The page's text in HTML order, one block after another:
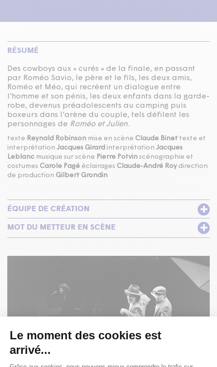
RÉSUMÉ
Des cowboys aux « curés » de la finale, en passant
par Roméo Savio, le père et le fils, les deux amis,
Roméo et Méo, qui recréent un dialogue entre
l'homme et son pénis, les deux enfants dans la garde-
robe, devenus préadolescents au camping puis
boxeurs dans l'arène du couple, tels défilent les
personnages de Roméo et Julien.
texte Reynald Robinson mise en scène Claude Binet texte et
interprétation Jacques Girard interprétation Jacques
Leblanc musique sur scène Pierre Potvin scénographie et
costumes Carole Pagé éclairages Claude-André Roy direction
de production Gilbert Grondin
ÉQUIPE DE CRÉATION
MOT DU METTEUR EN SCÈNE